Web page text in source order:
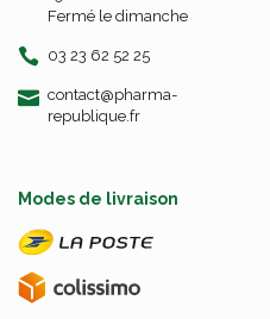
Fermé le dimanche
03 23 62 52 25
contact-
@-
pharma-
republique.fr
Modes de livraison